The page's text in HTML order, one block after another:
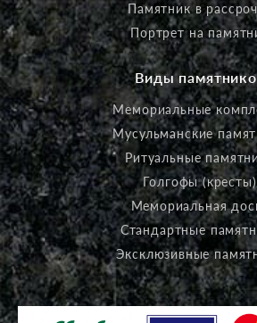
Памятник в
Портрет на
Виды
Мемориальные
Мусульманские
Ритуальные
Голгофы (кресты)
Мемориальная
Стандартные
Эксклюзивные